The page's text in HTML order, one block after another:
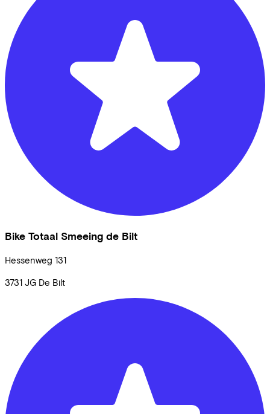
Bike Totaal Smeeing de Bilt
Hessenweg 131
3731 JG De Bilt